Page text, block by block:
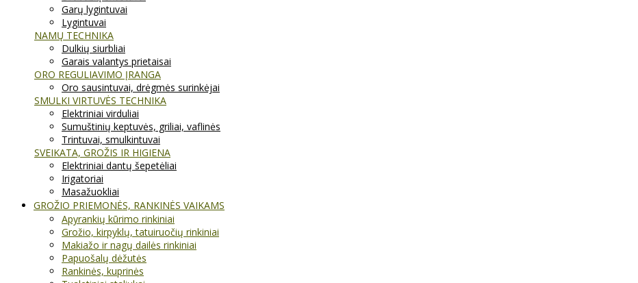
Garų lygintuvai
Lygintuvai
NAMŲ TECHNIKA
Dulkių siurbliai
Garais valantys prietaisai
ORO REGULIAVIMO ĮRANGA
Oro sausintuvai, drėgmės surinkėjai
SMULKI VIRTUVĖS TECHNIKA
Elektriniai virduliai
Sumuštinių keptuvės, griliai, vaflinės
Trintuvai, smulkintuvai
SVEIKATA, GROŽIS IR HIGIENA
Elektriniai dantų šepetėliai
Irigatoriai
Masažuokliai
GROŽIO PRIEMONĖS, RANKINĖS VAIKAMS
Apyrankių kūrimo rinkiniai
Grožio, kirpyklų, tatuiruočių rinkiniai
Makiažo ir nagų dailės rinkiniai
Papuošalų dėžutės
Rankinės, kuprinės